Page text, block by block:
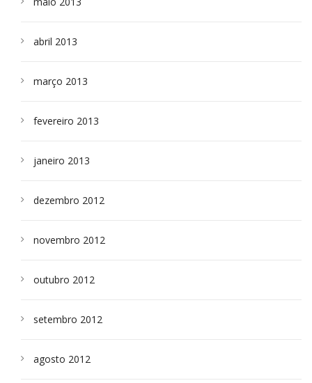
abril 2013
março 2013
fevereiro 2013
janeiro 2013
dezembro 2012
novembro 2012
outubro 2012
setembro 2012
agosto 2012